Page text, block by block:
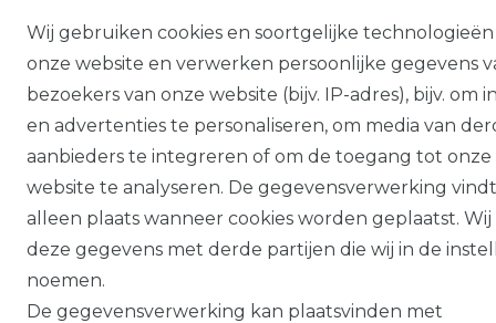
Wij gebruiken cookies en soortgelijke
onze website en verwerken persoonlijke gegevens
bezoekers van onze website (bijv. IP-adres), bijv. om
en advertenties te personaliseren, om media van
aanbieders te integreren of om de toegang tot onze
website te analyseren. De gegevensverwerking vindt
alleen plaats wanneer cookies worden geplaatst.
deze gegevens met derde partijen die wij in de
noemen.
De gegevensverwerking kan plaatsvinden met